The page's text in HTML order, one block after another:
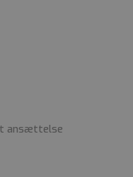
ansættelse